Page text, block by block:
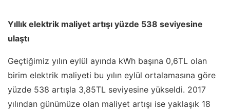
Yıllık elektrik maliyet artışı yüzde 538 seviyesine
ulaştı
Geçtiğimiz yılın eylül ayında kWh başına 0,6TL olan
birim elektrik maliyeti bu yılın eylül ortalamasına göre
yüzde 538 artışla 3,85TL seviyesine yükseldi. 2017
yılından günümüze olan maliyet artışı ise yaklaşık 18